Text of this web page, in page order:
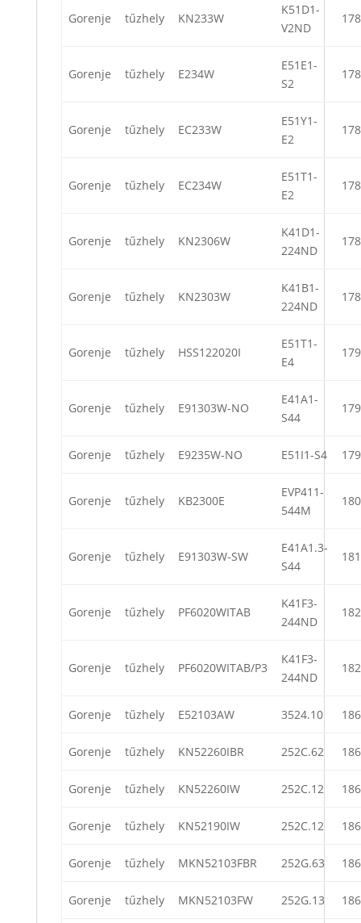
Gorenje tűzhely KN233W
K51D1-
V2ND
Gorenje tűzhely E234W
E51E1-
S2
Gorenje tűzhely EC233W
E51Y1-
E2
Gorenje tűzhely EC234W
E51T1-
E2
Gorenje tűzhely KN2306W
K41D1-
224ND
Gorenje tűzhely KN2303W
K41B1-
224ND
Gorenje tűzhely HSS122020I
E51T1-
E4
Gorenje tűzhely E91303W-NO
E41A1-
S44
Gorenje tűzhely E9235W-NO E51I1-S4
Gorenje tűzhely KB2300E
EVP411-
544M
Gorenje tűzhely E91303W-SW
E41A1.3-
S44
Gorenje tűzhely PF6020WITAB
K41F3-
244ND
Gorenje tűzhely PF6020WITAB/P3
K41F3-
244ND
Gorenje tűzhely E52103AW 3524.10
Gorenje tűzhely KN52260IBR 252C.62
Gorenje tűzhely KN52260IW 252C.12
Gorenje tűzhely KN52190IW 252C.12
Gorenje tűzhely MKN52103FBR 252G.63
Gorenje tűzhely MKN52103FW 252G.13